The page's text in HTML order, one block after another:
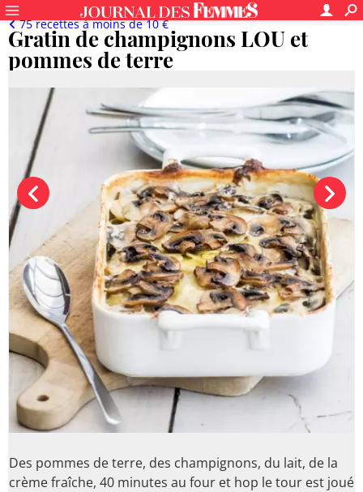
Gratin de champignons LOU et
pommes de terre
75 recettes à moins de 10 €
Des pommes de terre, des champignons, du lait, de la
crème fraîche, 40 minutes au four et hop le tour est joué